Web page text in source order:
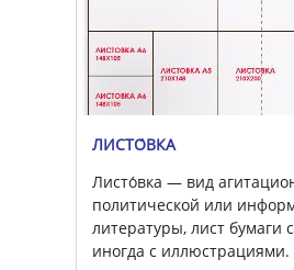
ЛИСТО́ВКА
Листо́вка — вид
политической или
литературы, лист бумаги
иногда с иллюстрациями.